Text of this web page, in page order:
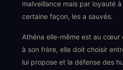
malveillance mais par loyauté
certaine façon, les a sauvés.
Athéna elle-même est au cœur
à son frère, elle doit choisir
lui propose et la défense des